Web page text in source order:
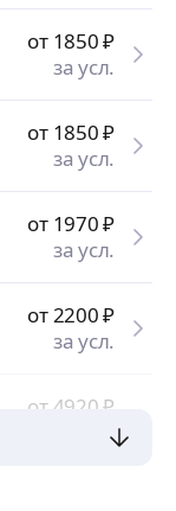
от 1850₽
за усл.
от 1850₽
за усл.
от 1970₽
за усл.
от 2200₽
за усл.
от 4920₽
за усл.